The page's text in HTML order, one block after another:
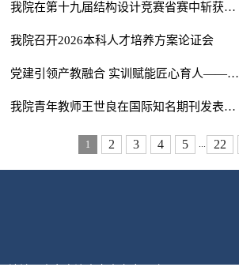
我院在第十九届结构设计竞赛省赛中斩获佳绩
我院召开2026本科人才培养方案论证会
党建引领产教融合 实训赋能匠心育人——学校基建处、我院与中建八局一公司济南公司开展党建联建活动
我院青年教师王世良在国际知名期刊发表顶级论文
1 2 3 4 5 22